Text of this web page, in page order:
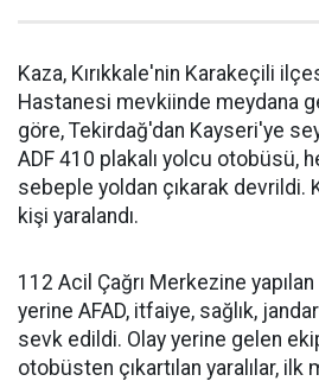
Kaza, Kırıkkale'nin Karakeçili
Hastanesi mevkiinde meydana
göre, Tekirdağ'dan Kayseri'ye
ADF 410 plakalı yolcu otobüsü,
sebeple yoldan çıkarak devrildi.
kişi yaralandı.
112 Acil Çağrı Merkezine
yerine AFAD, itfaiye, sağlık,
sevk edildi. Olay yerine gelen
otobüsten çıkartılan yaralılar, ilk